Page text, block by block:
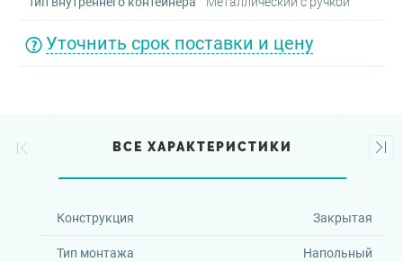
Уточнить срок поставки и цену
ВСЕ ХАРАКТЕРИСТИКИ
Конструкция Закрытая
Тип монтажа Напольный